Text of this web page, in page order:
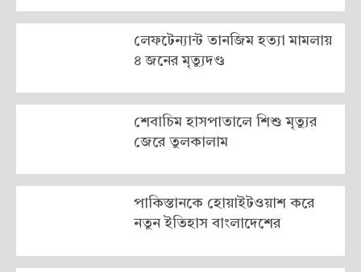
লেফটেন্যান্ট তানজিম হত্যা মামলায়
৪ জনের মৃত্যুদণ্ড
শেবাচিম হাসপাতালে শিশু মৃত্যুর
জেরে তুলকালাম
পাকিস্তানকে হোয়াইটওয়াশ করে
নতুন ইতিহাস বাংলাদেশের